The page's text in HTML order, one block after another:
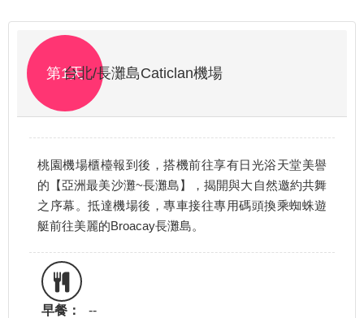
第1天台北/長灘島Caticlan機場
桃園機場櫃檯報到後，搭機前往享有日光浴天堂美譽
的【亞洲最美沙灘~長灘島】，揭開與大自然邀約共舞
之序幕。抵達機場後，專車接往專用碼頭換乘蜘蛛遊
艇前往美麗的Broacay長灘島。
早餐：
--